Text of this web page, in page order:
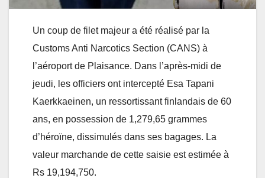
Un coup de filet majeur a été réalisé par la
Customs Anti Narcotics Section (CANS) à
l’aéroport de Plaisance. Dans l’après-midi de
jeudi, les officiers ont intercepté Esa Tapani
Kaerkkaeinen, un ressortissant finlandais de 60
ans, en possession de 1,279,65 grammes
d’héroïne, dissimulés dans ses bagages. La
valeur marchande de cette saisie est estimée à
Rs 19,194,750.